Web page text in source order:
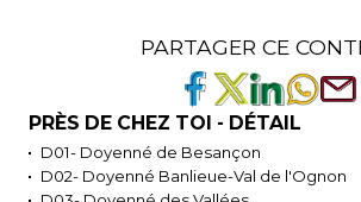
PARTAGER CE
PRÈS DE CHEZ TOI - DÉTAIL
D01- Doyenné de Besançon
D02- Doyenné Banlieue-Val de l'Ognon